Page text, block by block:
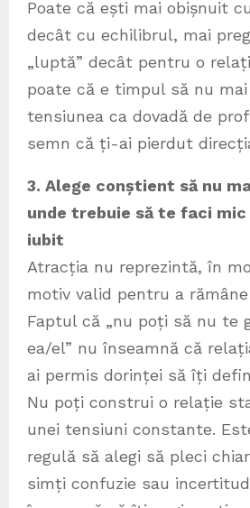
Poate că ești mai obișnuit
decât cu echilibrul, mai
„luptă” decât pentru o
poate că e timpul să nu
tensiunea ca dovadă de
semn că ți-ai pierdut
3. Alege conștient să nu
unde trebuie să te faci
iubit
Atracția nu reprezintă, în
motiv valid pentru a
Faptul că „nu poți să nu te
ea/el” nu înseamnă că
ai permis dorinței să îți
Nu poți construi o relație
unei tensiuni constante.
regulă să alegi să pleci
simți confuzie sau